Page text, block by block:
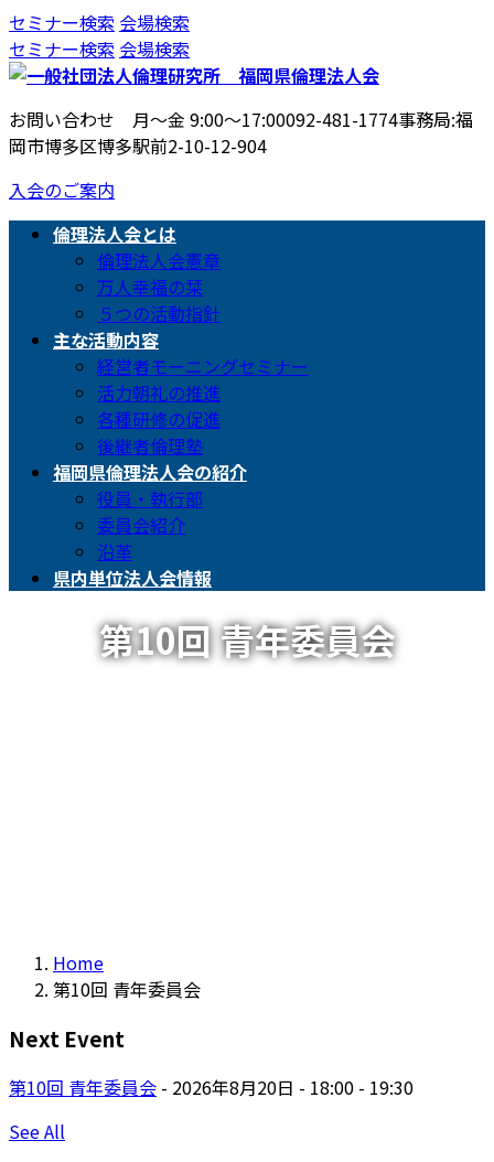
コ
ン
テ
ツ
へ
ス
キ
ナ
ビ
ゲ
シ
ョ
ン
に
セミナー検索 会場検索
セミナー検索 会場検索
お問い合わせ 月〜金 9:00〜17:00092-481-1774事務局:福
岡市博多区博多駅前2-10-12-904
入会のご案内
倫理法人会とは
倫理法人会憲章
万人幸福の栞
５つの活動指針
主な活動内容
経営者モーニングセミナー
活力朝礼の推進
各種研修の促進
後継者倫理塾
福岡県倫理法人会の紹介
役員・執行部
委員会紹介
沿革
県内単位法人会情報
第10回 青年委員会
Home
第10回 青年委員会
Next Event
第10回 青年委員会 - 2026年8月20日 - 18:00 - 19:30
See All